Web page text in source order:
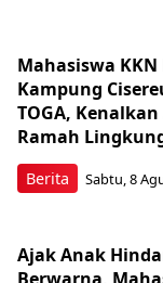
Berita
Mahasiswa
Kampung
TOGA,
Ramah
Sabtu, 8
Ajak Anak